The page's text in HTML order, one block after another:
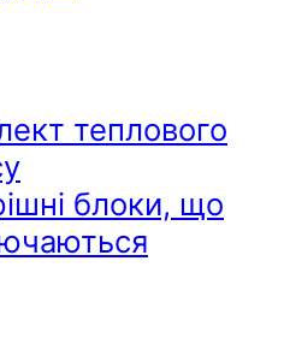
теплового
блоки, що